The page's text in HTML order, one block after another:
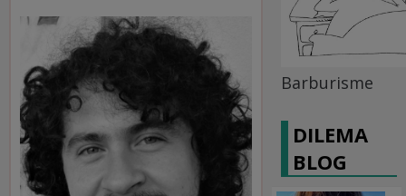
Barburisme
DILEMA
BLOG